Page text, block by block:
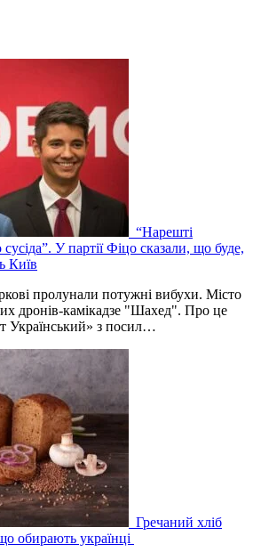
“Нарешті
У партії Фіцо сказали, що буде,
Київ
пролунали потужні вибухи. Місто
дронів-камікадзе "Шахед". Про це
Український» з посил…
Гречаний хліб
обирають українці